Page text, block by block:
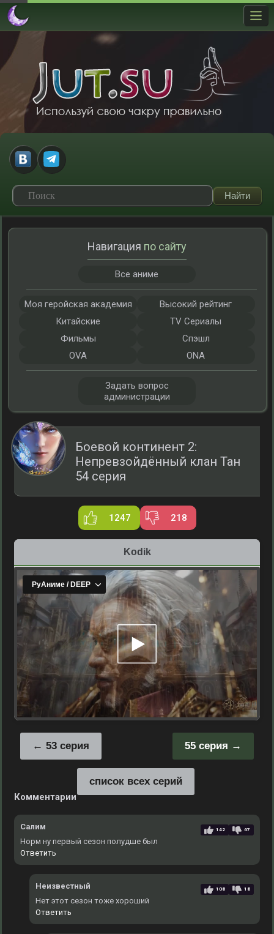
Боевой континент 2:
Непревзойдённый клан Тан
54 серия
1247 218
Kodik
55 серия
53 серия
список всех серий
Комментарии
Салим 142 67
Норм ну первый сезон полудше был
Ответить
Неизвестный 108 18
Нет этот сезон тоже хороший
Ответить
Навигация по сайту
Все аниме
Моя геройская академия
Высокий рейтинг
Китайские
TV Сериалы
Фильмы
Спэшл
OVA
ONA
Задать вопрос
администрации